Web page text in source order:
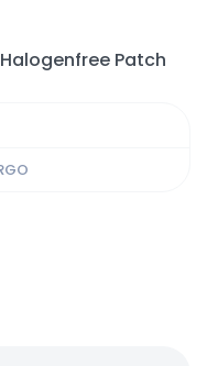
Patch